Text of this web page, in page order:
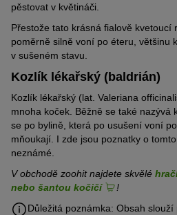
pěstovat v květináči.
Přestože tato krásná fialově kvetoucí
poměrně silně voní po éteru, většinu
v sušeném stavu.
Kozlík lékařský (baldrián)
Kozlík lékařský (lat. Valeriana
mnoha koček. Běžně se také nazývá
se po bylině, která po usušení voní
mňoukají. I zde jsou poznatky o
neznámé.
V obchodě zoohit najdete skvělé
nebo šantou kočičí
!
Důležitá poznámka: Obsah